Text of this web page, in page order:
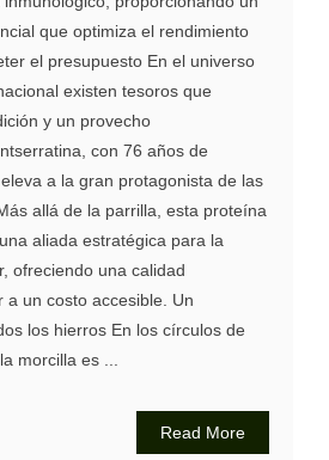
que optimiza el rendimiento
el presupuesto En el universo
existen tesoros que
y un provecho
con 76 años de
a la gran protagonista de las
allá de la parrilla, esta proteína
aliada estratégica para la
ofreciendo una calidad
a un costo accesible. Un
los hierros En los círculos de
morcilla es ...
Read More